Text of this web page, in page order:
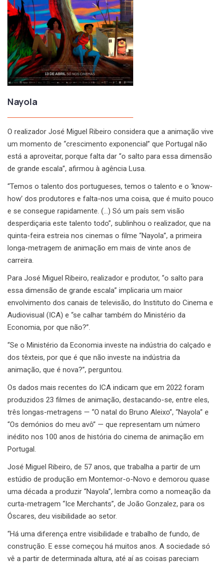
Nayola
O realizador José Miguel Ribeiro considera que a animação vive
um momento de “crescimento exponencial” que Portugal não
está a aproveitar, porque falta dar “o salto para essa dimensão
de grande escala”, afirmou à agência Lusa.
“Temos o talento dos portugueses, temos o talento e o ‘know-
how’ dos produtores e falta-nos uma coisa, que é muito pouco
e se consegue rapidamente. (…) Só um país sem visão
desperdiçaria este talento todo”, sublinhou o realizador, que na
quinta-feira estreia nos cinemas o filme “Nayola”, a primeira
longa-metragem de animação em mais de vinte anos de
carreira.
Para José Miguel Ribeiro, realizador e produtor, “o salto para
essa dimensão de grande escala” implicaria um maior
envolvimento dos canais de televisão, do Instituto do Cinema e
Audiovisual (ICA) e “se calhar também do Ministério da
Economia, por que não?”.
“Se o Ministério da Economia investe na indústria do calçado e
dos têxteis, por que é que não investe na indústria da
animação, que é nova?”, perguntou.
Os dados mais recentes do ICA indicam que em 2022 foram
produzidos 23 filmes de animação, destacando-se, entre eles,
três longas-metragens — “O natal do Bruno Aleixo”, “Nayola” e
“Os demónios do meu avô” — que representam um número
inédito nos 100 anos de história do cinema de animação em
Portugal.
José Miguel Ribeiro, de 57 anos, que trabalha a partir de um
estúdio de produção em Montemor-o-Novo e demorou quase
uma década a produzir “Nayola”, lembra como a nomeação da
curta-metragem “Ice Merchants”, de João Gonzalez, para os
Óscares, deu visibilidade ao setor.
“Há uma diferença entre visibilidade e trabalho de fundo, de
construção. E esse começou há muitos anos. A sociedade só
vê a partir de determinada altura, até aí as coisas pareciam